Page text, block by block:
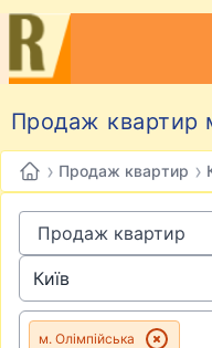
Продаж квартир
› Продаж квартир ›
м. Олімпійська